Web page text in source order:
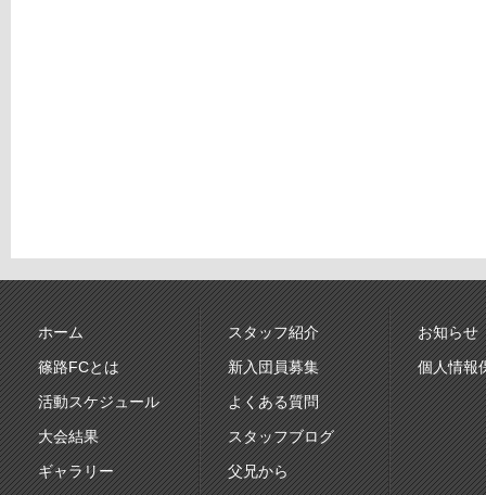
ホーム
篠路FCとは
活動スケジュール
大会結果
ギャラリー
スタッフ紹介
新入団員募集
よくある質問
スタッフブログ
父兄から
お知らせ
個人情報